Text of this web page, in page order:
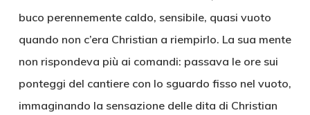
buco perennemente caldo, sensibile, quasi vuoto
quando non c’era Christian a riempirlo. La sua mente
non rispondeva più ai comandi: passava le ore sui
ponteggi del cantiere con lo sguardo fisso nel vuoto,
immaginando la sensazione delle dita di Christian